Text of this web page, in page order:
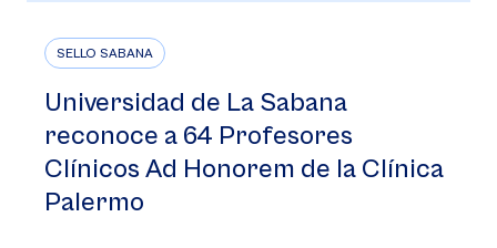
SELLO SABANA
Universidad de La Sabana
reconoce a 64 Profesores
Clínicos Ad Honorem de la Clínica
Palermo